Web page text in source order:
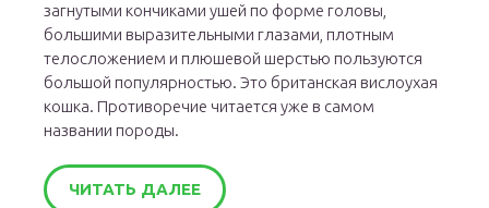
загнутыми кончиками ушей по форме головы,
большими выразительными глазами, плотным
телосложением и плюшевой шерстью пользуются
большой популярностью. Это британская вислоухая
кошка. Противоречие читается уже в самом
названии породы.
ЧИТАТЬ ДАЛЕЕ